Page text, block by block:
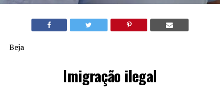
Beja
Imigração ilegal